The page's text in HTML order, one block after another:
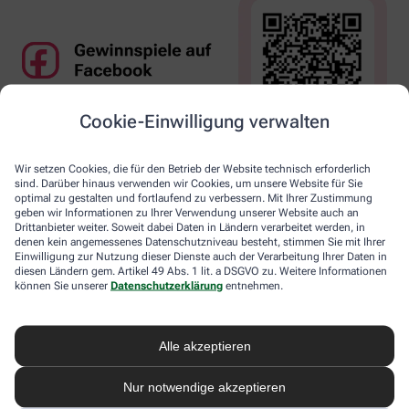
Cookie-Einwilligung verwalten
Wir setzen Cookies, die für den Betrieb der Website technisch erforderlich
sind. Darüber hinaus verwenden wir Cookies, um unsere Website für Sie
optimal zu gestalten und fortlaufend zu verbessern. Mit Ihrer Zustimmung
geben wir Informationen zu Ihrer Verwendung unserer Website auch an
Drittanbieter weiter. Soweit dabei Daten in Ländern verarbeitet werden, in
denen kein angemessenes Datenschutzniveau besteht, stimmen Sie mit Ihrer
Einwilligung zur Nutzung dieser Dienste auch der Verarbeitung Ihrer Daten in
diesen Ländern gem. Artikel 49 Abs. 1 lit. a DSGVO zu. Weitere Informationen
können Sie unserer Datenschutzerklärung entnehmen.
Alle akzeptieren
Nur notwendige akzeptieren